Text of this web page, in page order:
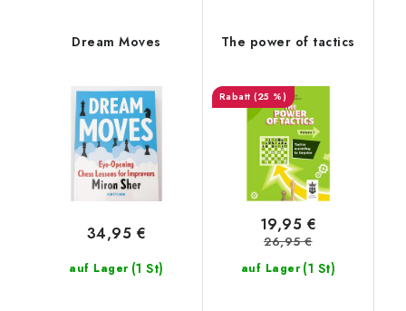
Dream Moves
auf Lager (1 St)
34,95 €
The power of tactics
(25 %)
auf Lager (1 St)
19,95 €
26,95 €